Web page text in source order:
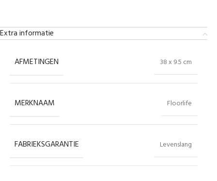
Extra informatie
AFMETINGEN 38 x 9.5 cm
MERKNAAM Floorlife
FABRIEKSGARANTIE Levenslang